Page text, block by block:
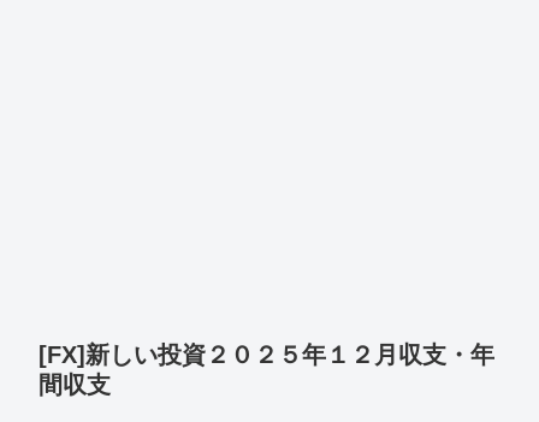
[FX]新しい投資２０２５年１２月収支・年
間収支